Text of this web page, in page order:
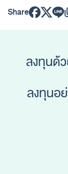
Share
ลงทุนด้
ลงทุนอ